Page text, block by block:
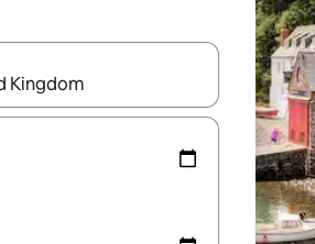
utilisez les flèches vers le haut